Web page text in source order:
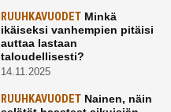
RUUHKAVUODETMinkä
ikäiseksi vanhempien pitäisi
auttaa lastaan
taloudellisesti?
14.11.2025
RUUHKAVUODETNainen, näin